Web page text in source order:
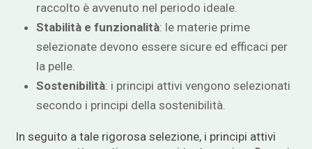
raccolto è avvenuto nel periodo ideale.
Stabilità e funzionalità: le materie prime
selezionate devono essere sicure ed efficaci per
la pelle.
Sostenibilità: i principi attivi vengono selezionati
secondo i principi della sostenibilità.
In seguito a tale rigorosa selezione, i principi attivi